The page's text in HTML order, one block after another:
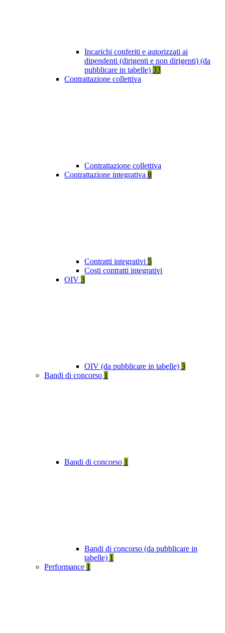
Incarichi conferiti e autorizzati ai
dipendenti (dirigenti e non dirigenti) (da
pubblicare in tabelle) 33
Contrattazione collettiva
Contrattazione collettiva
Contrattazione integrativa 8
Contratti integrativi 5
Costi contratti integrativi
OIV 3
OIV (da pubblicare in tabelle) 3
Bandi di concorso 1
Bandi di concorso 1
Bandi di concorso (da pubblicare in
tabelle) 1
Performance 1